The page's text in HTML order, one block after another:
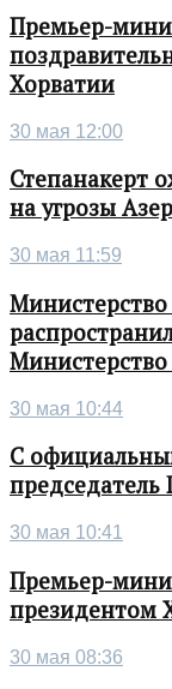
Премьер-
Хорватии
30 мая 12:00
Степанакерт
на угрозы
30 мая 11:59
30 мая 10:44
С
30 мая 10:41
Премьер-
президентом
30 мая 08:36